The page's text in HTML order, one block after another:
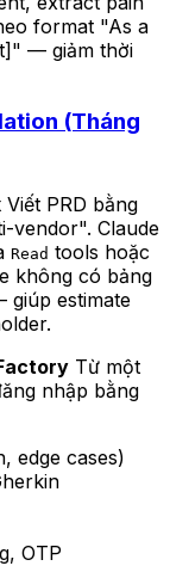
format "As a
— giảm thời
(Tháng
Viết PRD bằng
vendor". Claude
Read tools hoặc
không có bảng
giúp estimate
Từ một
nhập bằng
edge cases)
OTP